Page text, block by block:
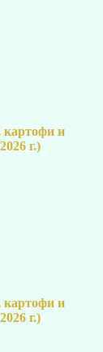
картофи и
г.)
картофи и
г.)